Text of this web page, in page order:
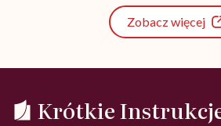
Zobacz więcej
Krótkie